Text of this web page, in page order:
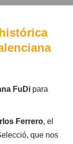
FuDipara
Ferrero, el
que nos